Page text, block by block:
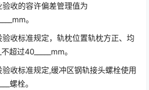
收的容许偏差管理值为
。
收标准规定，轨枕位置轨枕方正、均
超过40_____mm。
收标准规定,缓冲区钢轨接头螺栓使用
螺栓。